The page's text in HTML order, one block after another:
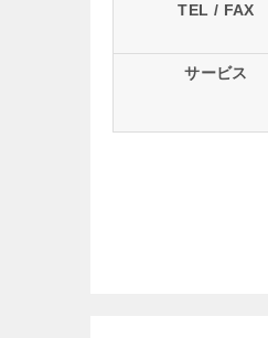
TEL / FAX
サービス